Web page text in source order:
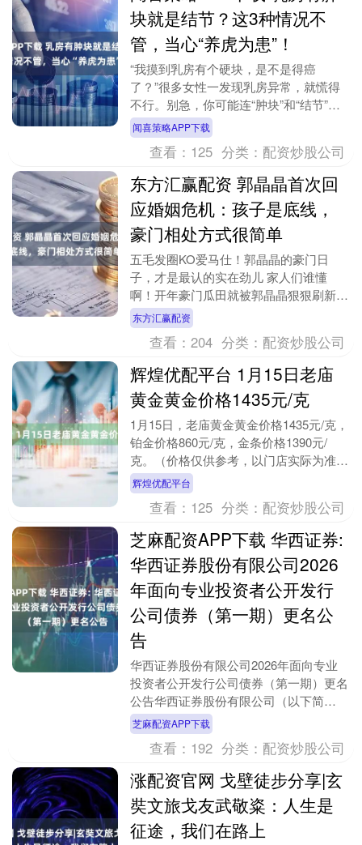
块就是结节？这3种情况不
管，当心“养虎为患”！
“我摸到乳房有个硬块，是不是得癌
了？”很多女性一发现乳房异常，就慌得
不行。别急，你可能连“肿块”和“结节”都
没分清！ 在西安雁塔荣圣堂医院（曲江
六号对面），沈富....
闻喜策略APP下载
查看： 125 分类： 配资炒股公司
东方汇赢配资 郭晶晶首次回
应婚姻危机：孩子是底线，
豪门相处方式很简单
五毛发圈KO爱马仕！郭晶晶的豪门日
子，才是最认的实在劲儿 家人们谁懂
啊！开年豪门瓜田就被郭晶晶狠狠刷新认
知——别人嫁入豪门是戴满珠宝挤贵妇
圈，她倒好，揣着五毛钱....
东方汇赢配资
查看：204 分类： 配资炒股公司
辉煌优配平台 1月15日老庙
黄金黄金价格1435元/克
1月15日，老庙黄金黄金价格1435元/克，
铂金价格860元/克，金条价格1390元/
克。（价格仅供参考，以门店实际为准）
同日上海黄金交易所现货黄金AU9999....
辉煌优配平台
查看： 125 分类： 配资炒股公司
芝麻配资APP下载 华西证券:
华西证券股份有限公司2026
年面向专业投资者公开发行
公司债券（第一期）更名公
告
华西证券股份有限公司2026年面向专业
投资者公开发行公司债券（第一期）更名
公告华西证券股份有限公司（以下简
称“发行人”或“公司”）发行不超过100亿元
公司债券已....
芝麻配资APP下载
查看： 192 分类： 配资炒股公司
涨配资官网 戈壁徒步分享|玄
奘文旅戈友武敬粢：人生是
征途，我们在路上